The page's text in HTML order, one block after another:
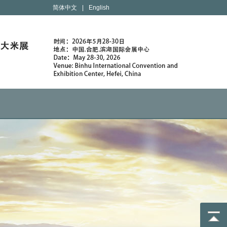
简体中文 English